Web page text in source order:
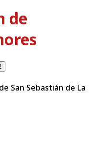
de
San Sebastián de La